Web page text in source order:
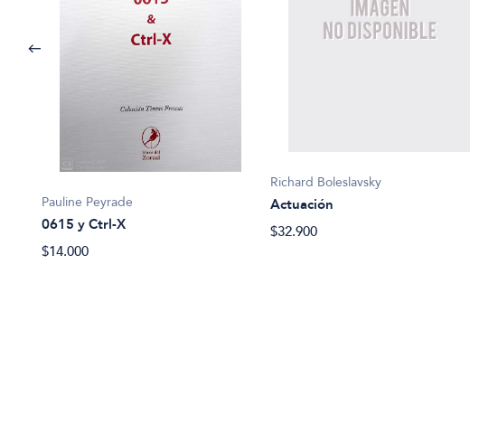
Pauline Peyrade
0615 y Ctrl-X
$14.000
Richard Boleslavsky
Actuación
$32.900